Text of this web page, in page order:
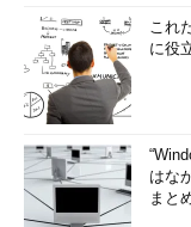
これ
に役
はな
まと